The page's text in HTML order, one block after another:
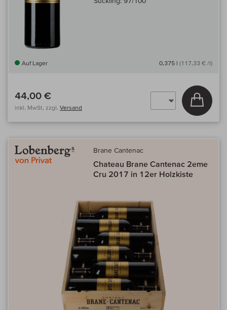
Auf Lager 0,375 l (117,33 € /l)
44,00 €
inkl. MwSt, zzgl. Versand
In
Brane Cantenac
Chateau Brane Cantenac 2eme
Cru 2017 in 12er Holzkiste